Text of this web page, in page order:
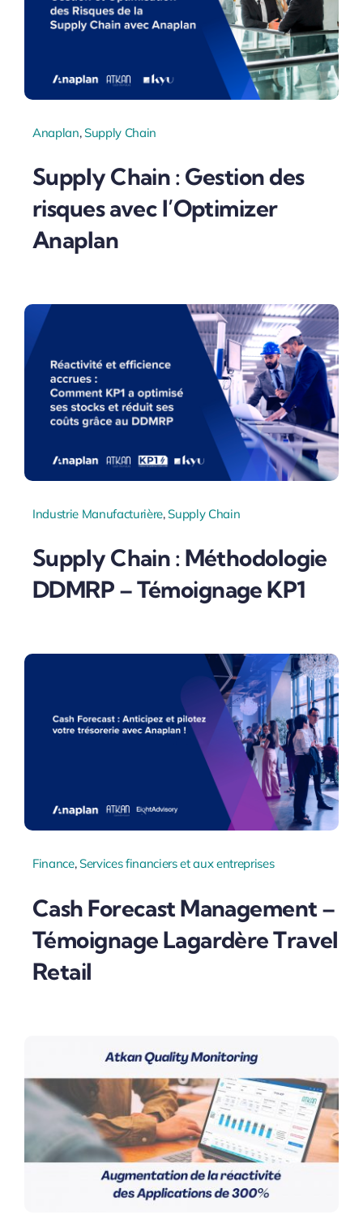
Anaplan,Supply Chain
Supply Chain : Gestion des
risques avec l’Optimizer
Anaplan
Industrie Manufacturière,Supply Chain
Supply Chain : Méthodologie
DDMRP – Témoignage KP1
Finance,Services financiers et aux entreprises
Cash Forecast Management –
Témoignage Lagardère Travel
Retail